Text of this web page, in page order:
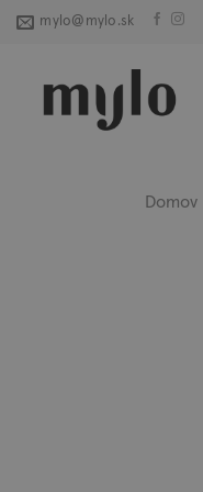
Skip
mylo@mylo.sk
Domov